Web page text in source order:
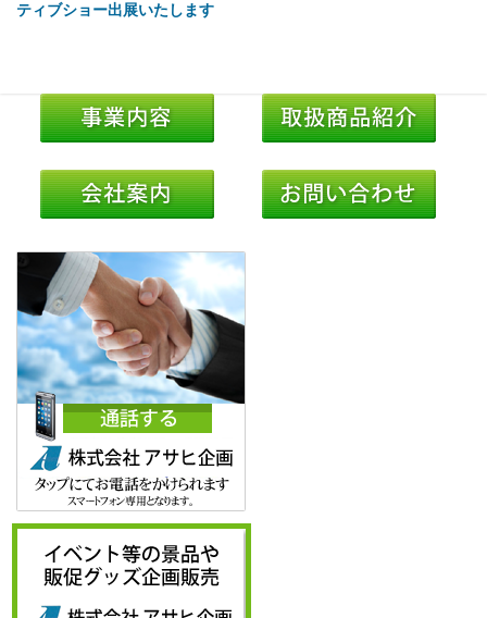
ティブショー出展いたします